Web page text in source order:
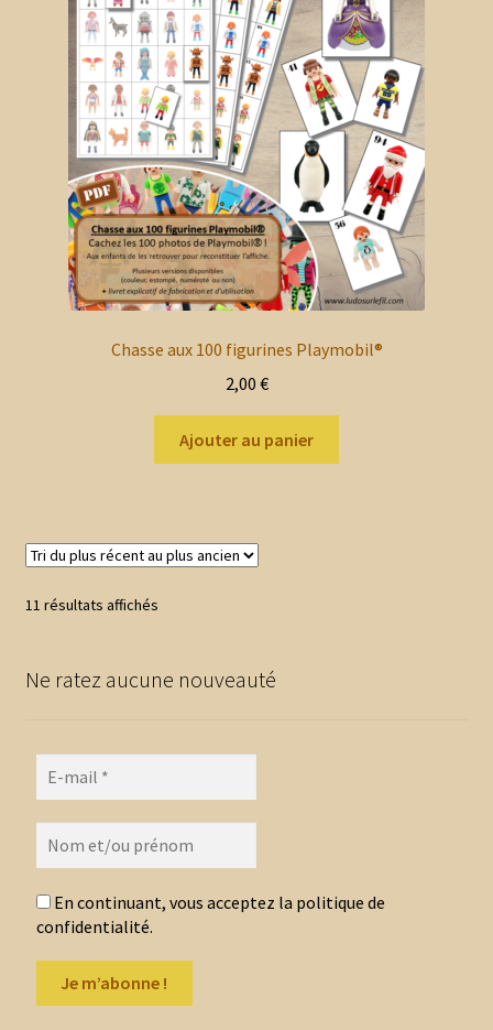
peuvent
être
choisies
sur
la
page
du
produit
Chasse aux 100 figurines Playmobil®
2,00 €
Ajouter au panier
11 résultats affichésTrié
récent
Ne ratez aucune nouveauté
En continuant, vous acceptez la politique de
confidentialité.